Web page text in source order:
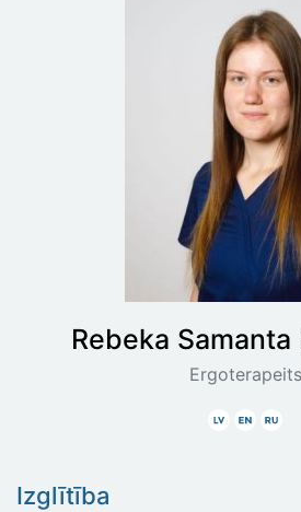
Rebeka Samanta
Ergoterapeits
Latviski
Angliski
Izglītība